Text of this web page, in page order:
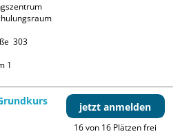
303
1
jetzt anmelden
16 von 16 Plätzen frei